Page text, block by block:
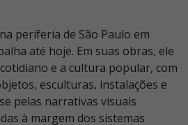
periferia de São Paulo em
até hoje. Em suas obras, ele
e a cultura popular, com
esculturas, instalações e
pelas narrativas visuais
à margem dos sistemas